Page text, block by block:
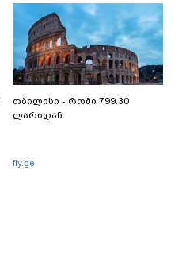
თბილისი - რომი 799.30
ლარიდან
fly.ge